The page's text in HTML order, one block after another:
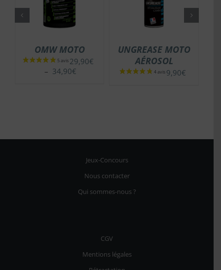
OMW MOTO
29,90€
– 34,90€
UNGREASE MOTO
AÉROSOL
9,90€
Jeux-Concours
Nous contacter
Qui sommes-nous ?
CGV
Mentions légales